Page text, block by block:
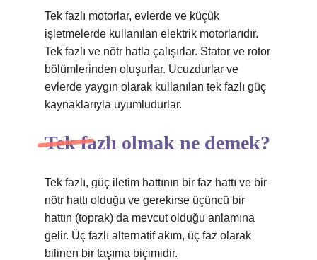
Tek fazlı motorlar, evlerde ve küçük
işletmelerde kullanılan elektrik motorlarıdır.
Tek fazlı ve nötr hatla çalışırlar. Stator ve rotor
bölümlerinden oluşurlar. Ucuzdurlar ve
evlerde yaygın olarak kullanılan tek fazlı güç
kaynaklarıyla uyumludurlar.
Tek fazlı olmak ne demek?
Tek fazlı, güç iletim hattının bir faz hattı ve bir
nötr hattı olduğu ve gerekirse üçüncü bir
hattın (toprak) da mevcut olduğu anlamına
gelir. Üç fazlı alternatif akım, üç faz olarak
bilinen bir taşıma biçimidir.